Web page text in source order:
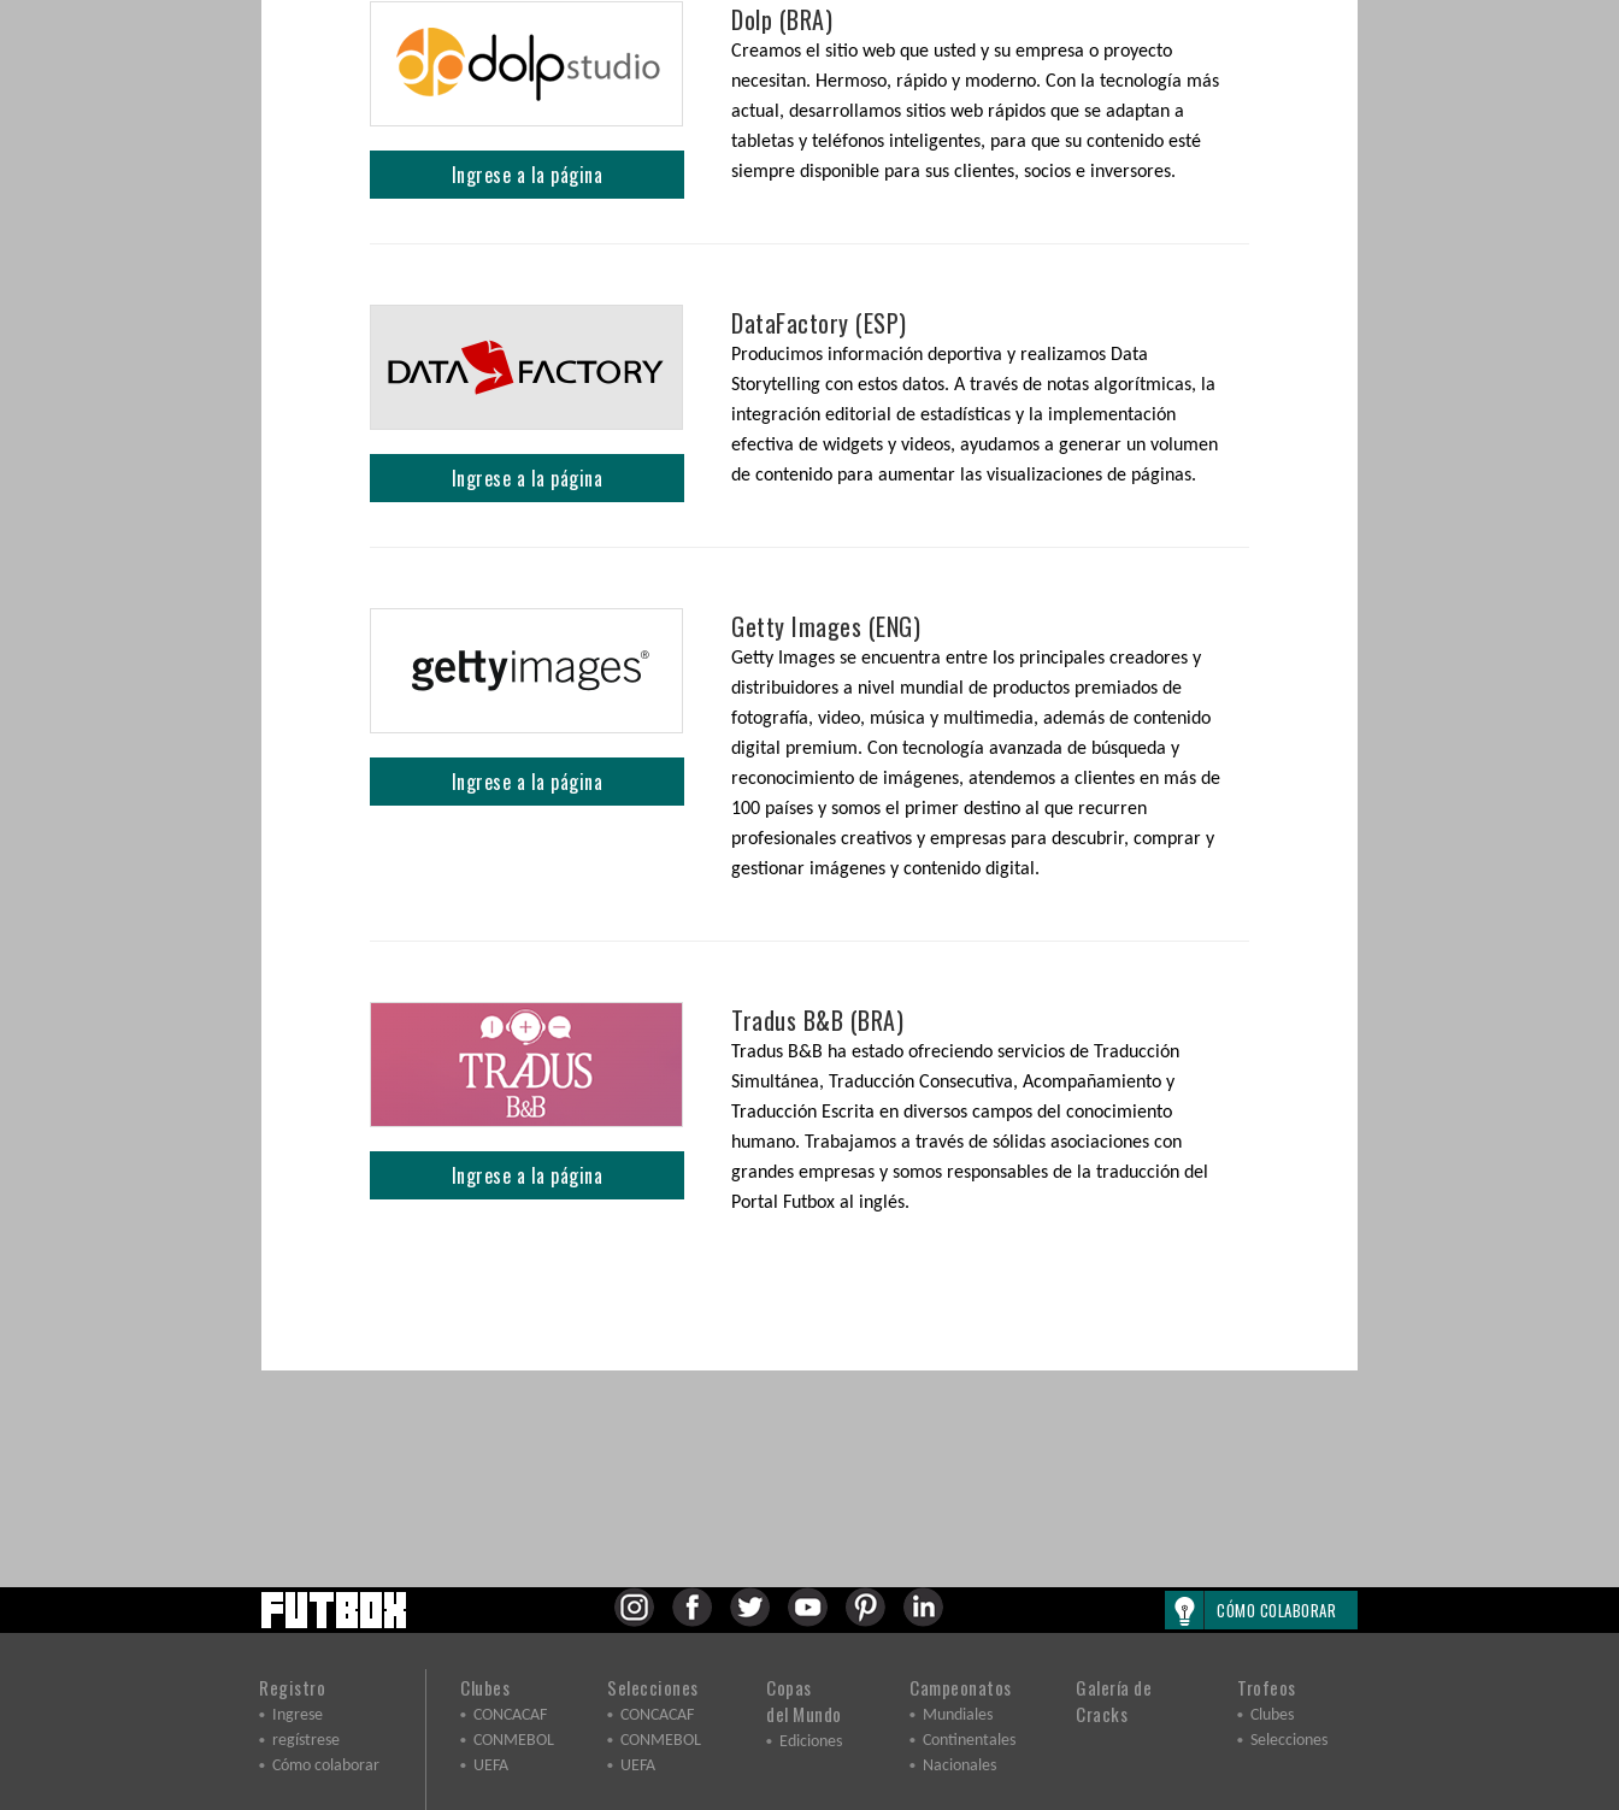
Ingrese a la página
Dolp (BRA)
Creamos el sitio web que usted y su empresa o proyecto
necesitan. Hermoso, rápido y moderno. Con la tecnología más
actual, desarrollamos sitios web rápidos que se adaptan a
tabletas y teléfonos inteligentes, para que su contenido esté
siempre disponible para sus clientes, socios e inversores.
Ingrese a la página
DataFactory (ESP)
Producimos información deportiva y realizamos Data
Storytelling con estos datos. A través de notas algorítmicas, la
integración editorial de estadísticas y la implementación
efectiva de widgets y videos, ayudamos a generar un volumen
de contenido para aumentar las visualizaciones de páginas.
Ingrese a la página
Getty Images (ENG)
Getty Images se encuentra entre los principales creadores y
distribuidores a nivel mundial de productos premiados de
fotografía, video, música y multimedia, además de contenido
digital premium. Con tecnología avanzada de búsqueda y
reconocimiento de imágenes, atendemos a clientes en más de
100 países y somos el primer destino al que recurren
profesionales creativos y empresas para descubrir, comprar y
gestionar imágenes y contenido digital.
Ingrese a la página
Tradus B&B (BRA)
Tradus B&B ha estado ofreciendo servicios de Traducción
Simultánea, Traducción Consecutiva, Acompañamiento y
Traducción Escrita en diversos campos del conocimiento
humano. Trabajamos a través de sólidas asociaciones con
grandes empresas y somos responsables de la traducción del
Portal Futbox al inglés.
CÓMO COLABORAR
Registro
Ingrese
regístrese
Cómo colaborar
Clubes
CONCACAF
CONMEBOL
UEFA
Selecciones
CONCACAF
CONMEBOL
UEFA
Copas
del Mundo
Ediciones
Campeonatos
Mundiales
Continentales
Nacionales
Galería de
Cracks
Trofeos
Clubes
Selecciones